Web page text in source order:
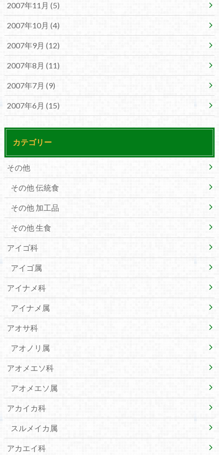
2007年11月 (5)
2007年10月 (4)
2007年9月 (12)
2007年8月 (11)
2007年7月 (9)
2007年6月 (15)
カテゴリー
その他
その他 伝統食
その他 加工品
その他 生食
アイゴ科
アイゴ属
アイナメ科
アイナメ属
アオサ科
アオノリ属
アオメエソ科
アオメエソ属
アカイカ科
スルメイカ属
アカエイ科